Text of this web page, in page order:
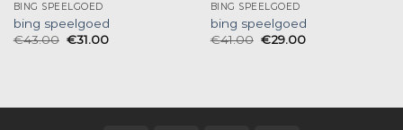
BING SPEELGOED
bing speelgoed
€43.00 €31.00
BING SPEELGOED
bing speelgoed
€41.00 €29.00